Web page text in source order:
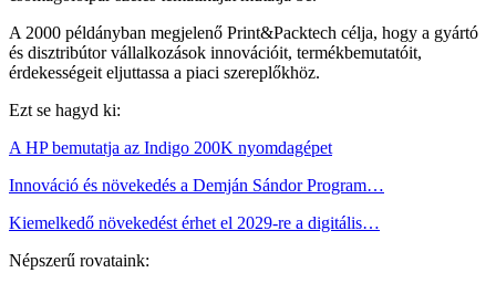
A 2000 példányban megjelenő Print&Packtech célja, hogy a gyártó
és disztribútor vállalkozások innovációit, termékbemutatóit,
érdekességeit eljuttassa a piaci szereplőkhöz.
Ezt se hagyd ki:
A HP bemutatja az Indigo 200K nyomdagépet
Innováció és növekedés a Demján Sándor Program…
Kiemelkedő növekedést érhet el 2029-re a digitális…
Népszerű rovataink: